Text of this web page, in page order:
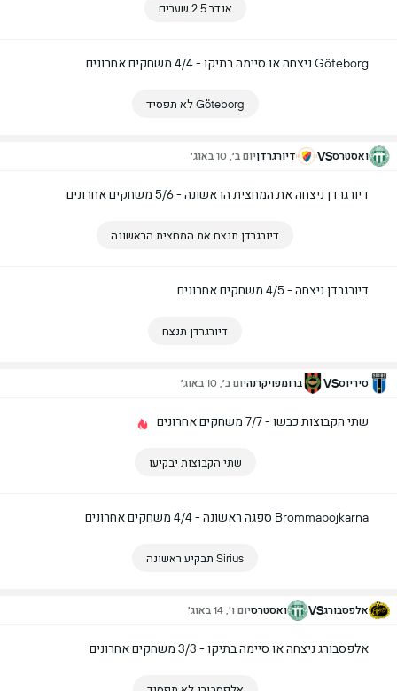
אנדר 2.5 שערים
Göteborg ניצחה או סיימה בתיקו - 4/4 משחקים אחרונים
Göteborg לא תפסיד
ואסטרסVS דיורגרדןיום ב׳, 10 באוג׳
דיורגרדן ניצחה את המחצית הראשונה - 5/6 משחקים אחרונים
דיורגרדן תנצח את המחצית הראשונה
דיורגרדן ניצחה - 4/5 משחקים אחרונים
דיורגרדן תנצח
סיריוסVS ברומפויקרנהיום ב׳, 10 באוג׳
שתי הקבוצות כבשו - 7/7 משחקים אחרונים
שתי הקבוצות יבקיעו
Brommapojkarna ספגה ראשונה - 4/4 משחקים אחרונים
Sirius תבקיע ראשונה
אלפסבורגVS ואסטרסיום ו׳, 14 באוג׳
אלפסבורג ניצחה או סיימה בתיקו - 3/3 משחקים אחרונים